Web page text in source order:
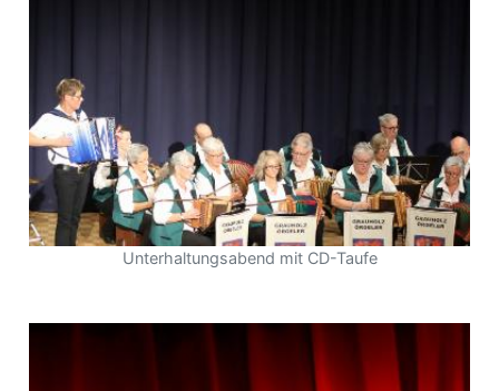
Unterhaltungsabend mit CD-Taufe